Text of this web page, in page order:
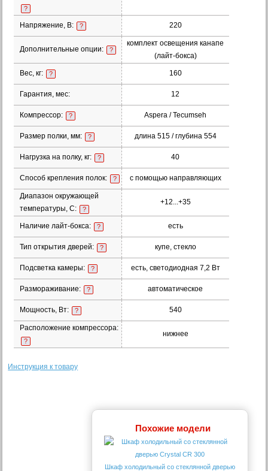
?
Напряжение, В: ? 220
Дополнительные опции: ?
комплект освещения канапе
(лайт-бокса)
Вес, кг: ? 160
Гарантия, мес: 12
Компрессор: ? Aspera / Tecumseh
Размер полки, мм: ? длина 515 / глубина 554
Нагрузка на полку, кг: ? 40
Способ крепления полок: ? с помощью направляющих
Диапазон окружающей
температуры, С:
?
+12...+35
Наличие лайт-бокса: ? есть
Тип открытия дверей: ? купе, стекло
Подсветка камеры: ? есть, светодиодная 7,2 Вт
Размораживание: ? автоматическое
Мощность, Вт: ? 540
Расположение компрессора:
?
нижнее
Инструкция к товару
Похожие модели
Шкаф холодильный со стеклянной дверью